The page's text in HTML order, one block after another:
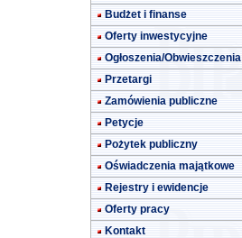
Budżet i finanse
Oferty inwestycyjne
Ogłoszenia/Obwieszczenia
Przetargi
Zamówienia publiczne
Petycje
Pożytek publiczny
Oświadczenia majątkowe
Rejestry i ewidencje
Oferty pracy
Kontakt